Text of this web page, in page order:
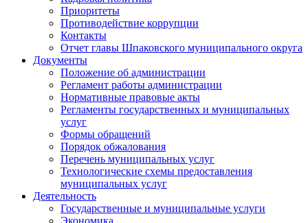
Приоритеты
Противодействие коррупции
Контакты
Отчет главы Шпаковского муниципального округа
Документы
Положение об администрации
Регламент работы администрации
Нормативные правовые акты
Регламенты государственных и муниципальных
услуг
Формы обращений
Порядок обжалования
Перечень муниципальных услуг
Технологические схемы предоставления
муниципальных услуг
Деятельность
Государственные и муниципальные услуги